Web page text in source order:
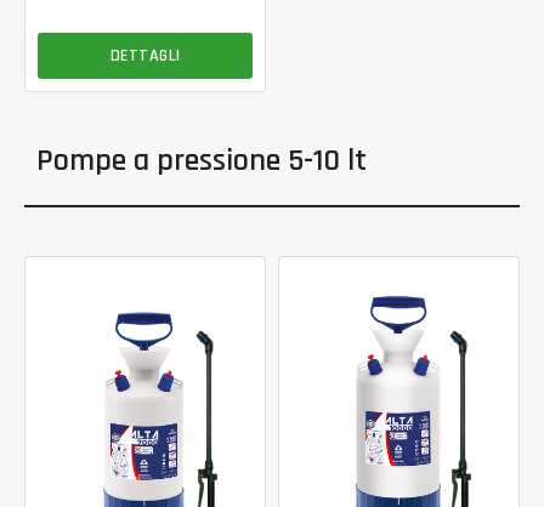
DETTAGLI
Pompe a pressione 5-10 lt